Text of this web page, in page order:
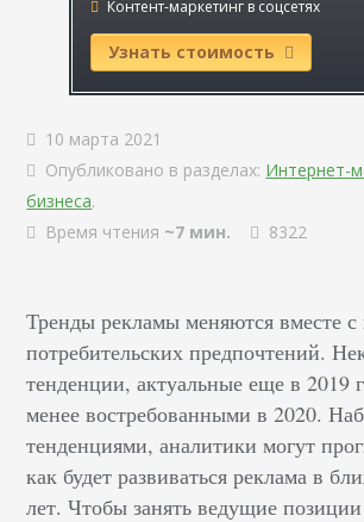
Контент-маркетинг в соцсетях
Узнать стоимость
10 марта 2021
Опубликовано в разделах: Интернет-
бизнеса.
Время чтения ~7 мин. 8322
Тренды рекламы меняются вместе
потребительских предпочтений.
тенденции, актуальные еще в 2019
менее востребованными в 2020.
тенденциями, аналитики могут
как будет развиваться реклама в
лет. Чтобы занять ведущие